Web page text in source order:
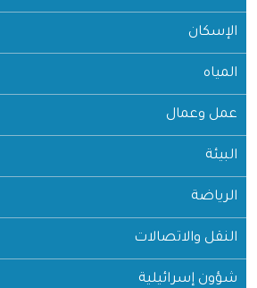
الإسكان
المياه
عمل وعمال
البيئة
الرياضة
النقل والاتصالات
شؤون إسرائيلية